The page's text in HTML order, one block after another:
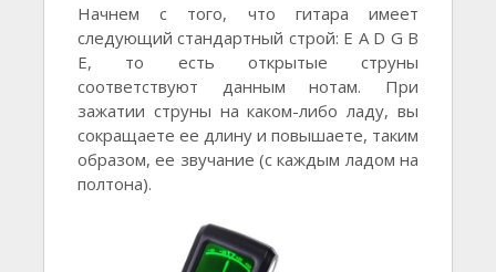
Начнем с того, что гитара имеет
следующий стандартный строй: Е A D G B
E, то есть открытые струны
соответствуют данным нотам. При
зажатии струны на каком-либо ладу, вы
сокращаете ее длину и повышаете, таким
образом, ее звучание (с каждым ладом на
полтона).